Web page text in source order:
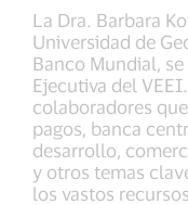
La Dra. Barbara
Universidad de
Banco Mundial,
Ejecutiva del
colaboradores
pagos, banca
desarrollo,
y otros temas
los vastos